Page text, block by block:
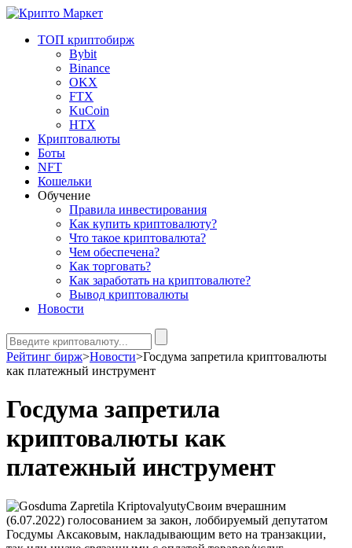
ТОП криптобирж
Bybit
Binance
OKX
FTX
KuCoin
HTX
Криптовалюты
Боты
NFT
Кошельки
Обучение
Правила инвестирования
Как купить криптовалюту?
Что такое криптовалюта?
Чем обеспечена?
Как торговать?
Как заработать на криптовалюте?
Вывод криптовалюты
Новости
Рейтинг бирж>Новости>Госдума запретила криптовалюты
как платежный инструмент
Госдума запретила
криптовалюты как
платежный инструмент
Своим вчерашним
(6.07.2022) голосованием за закон, лоббируемый депутатом
Госдумы Аксаковым, накладывающим вето на транзакции,